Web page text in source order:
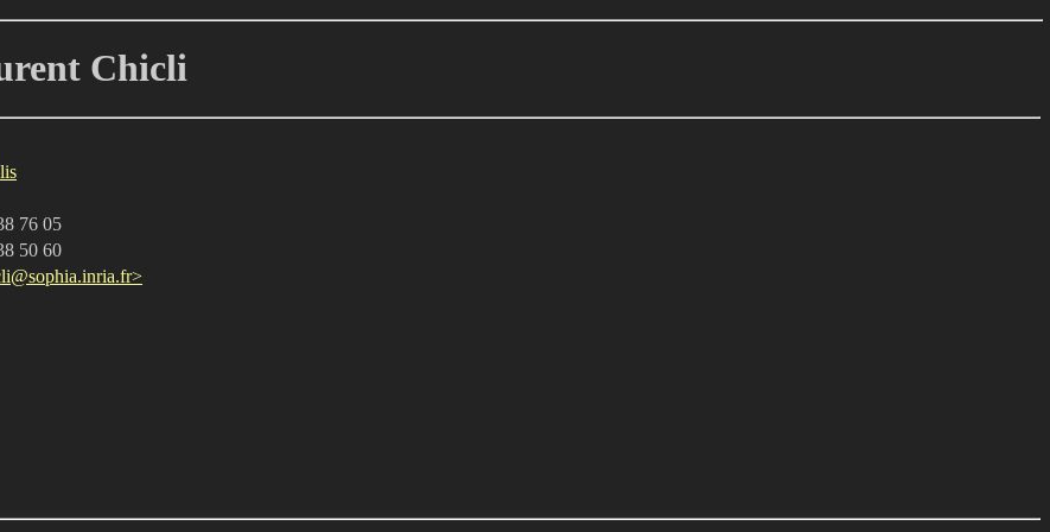
76 05
50 60